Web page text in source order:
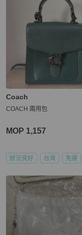
Coach
COACH 兩用包
MOP 1,157
狀況良好 台灣 免運